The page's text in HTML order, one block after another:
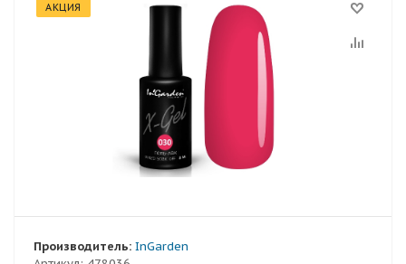
АКЦИЯ
Производитель: InGarden